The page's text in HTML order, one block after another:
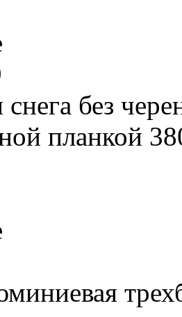
без
планкой